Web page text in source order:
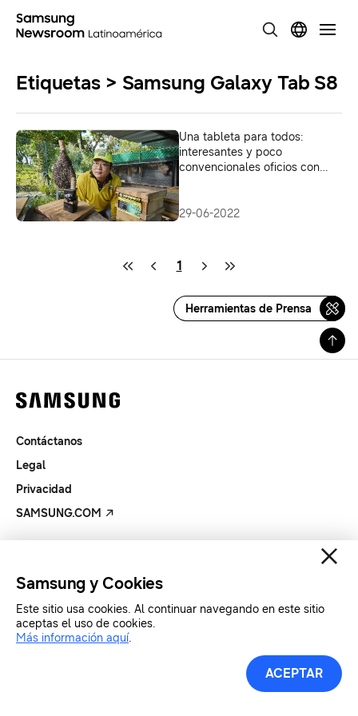
Etiquetas > Samsung Galaxy Tab S8
Una tableta para todos:
interesantes y poco
convencionales oficios con
29-06-2022
1
Herramientas de Prensa
Contáctanos
Legal
Privacidad
SAMSUNG.COM
Samsung y Cookies
Este sitio usa cookies. Al continuar navegando en este sitio
aceptas el uso de cookies.
Más información aquí.
ACEPTAR